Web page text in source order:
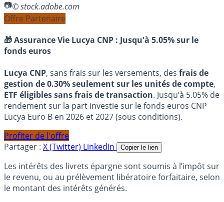
© stock.adobe.com
Offre Partenaire
🎁 Assurance Vie Lucya CNP : Jusqu'à 5.05% sur le
fonds euros
Lucya CNP, sans frais sur les versements, des frais de
gestion de 0.30% seulement sur les unités de compte,
ETF éligibles sans frais de transaction. Jusqu’à 5.05% de
rendement sur la part investie sur le fonds euros CNP
Lucya Euro B en 2026 et 2027 (sous conditions).
Profiter de l'offre
Partager : X (Twitter) LinkedIn Copier le lien
Les intérêts des livrets épargne sont soumis à l’impôt sur
le revenu, ou au prélèvement libératoire forfaitaire, selon
le montant des intérêts générés.